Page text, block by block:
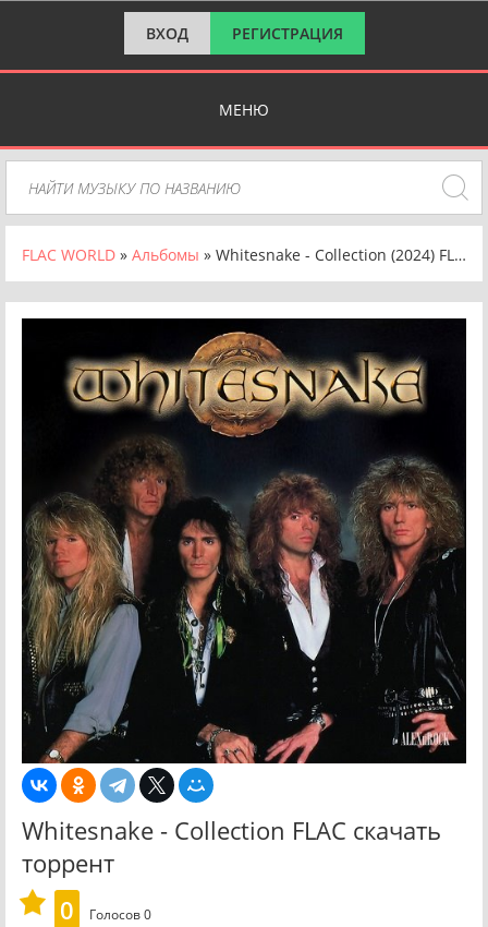
ВХОД РЕГИСТРАЦИЯ
МЕНЮ
FLAC WORLD » Альбомы » Whitesnake - Collection (2024) FLAC
Whitesnake - Collection FLAC скачать
торрент
0
Голосов0